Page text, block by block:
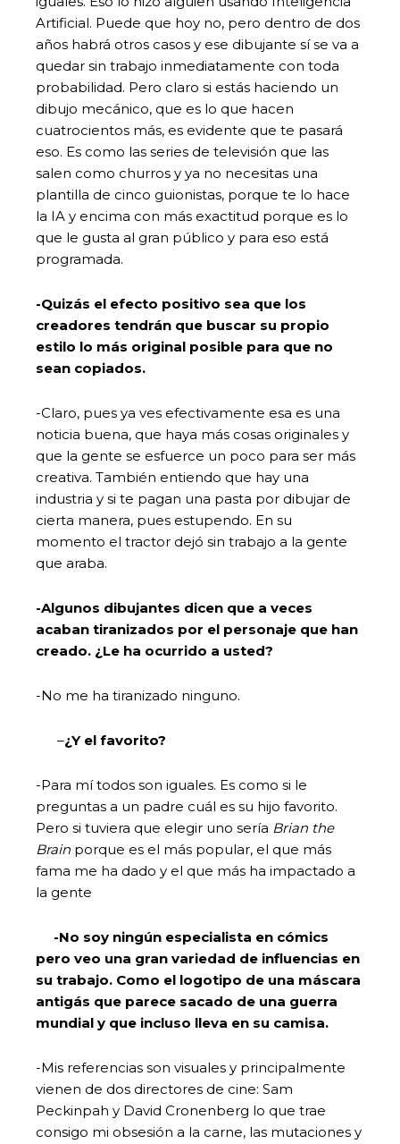
Artificial. Puede que hoy no, pero dentro de dos
años habrá otros casos y ese dibujante sí se va a
quedar sin trabajo inmediatamente con toda
probabilidad. Pero claro si estás haciendo un
dibujo mecánico, que es lo que hacen
cuatrocientos más, es evidente que te pasará
eso. Es como las series de televisión que las
salen como churros y ya no necesitas una
plantilla de cinco guionistas, porque te lo hace
la IA y encima con más exactitud porque es lo
que le gusta al gran público y para eso está
programada.
-Quizás el efecto positivo sea que los
creadores tendrán que buscar su propio
estilo lo más original posible para que no
sean copiados.
-Claro, pues ya ves efectivamente esa es una
noticia buena, que haya más cosas originales y
que la gente se esfuerce un poco para ser más
creativa. También entiendo que hay una
industria y si te pagan una pasta por dibujar de
cierta manera, pues estupendo. En su
momento el tractor dejó sin trabajo a la gente
que araba.
-Algunos dibujantes dicen que a veces
acaban tiranizados por el personaje que han
creado. ¿Le ha ocurrido a usted?
-No me ha tiranizado ninguno.
–¿Y el favorito?
-Para mí todos son iguales. Es como si le
preguntas a un padre cuál es su hijo favorito.
Pero si tuviera que elegir uno sería Brian the
Brain porque es el más popular, el que más
fama me ha dado y el que más ha impactado a
la gente
-No soy ningún especialista en cómics
pero veo una gran variedad de influencias en
su trabajo. Como el logotipo de una máscara
antigás que parece sacado de una guerra
mundial y que incluso lleva en su camisa.
-Mis referencias son visuales y principalmente
vienen de dos directores de cine: Sam
Peckinpah y David Cronenberg lo que trae
consigo mi obsesión a la carne, las mutaciones y